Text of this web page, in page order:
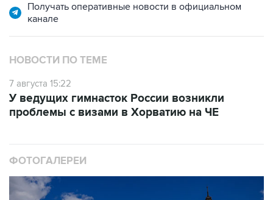
НОВОСТИ ПО ТЕМЕ
7 августа 15:22
проблемы с визами в Хорватию на ЧЕ